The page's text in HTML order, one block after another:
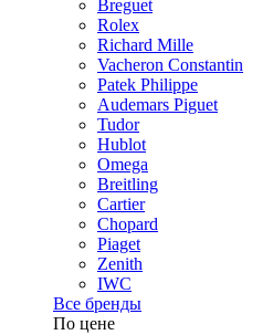
Breguet
Rolex
Richard Mille
Vacheron Constantin
Patek Philippe
Audemars Piguet
Tudor
Hublot
Omega
Breitling
Cartier
Chopard
Piaget
Zenith
IWC
Все бренды
По цене